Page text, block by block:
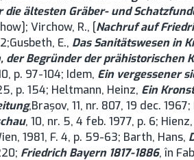
ältesten Gräber- und
Virchow, R., [Nachruf auf
E., Das Sanitätswesen in
der Begründer der prähistorischen
p. 97-104; Idem, Ein vergessener
p. 154; Heltmann, Heinz, Ein
,Brașov, 11, nr. 807, 19 dec.
, 10, nr. 5, 4 feb. 1977, p. 6; Hienz,
1981, F. 4, p. 59-63; Barth, Hans,
Friedrich Bayern 1817-1886, în